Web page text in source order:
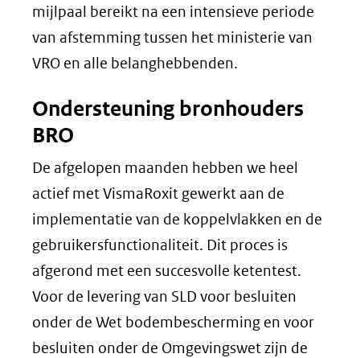
venster)
(verwijst
naar
andere
venster)
(verwijst
naar
andere
mijlpaal bereikt na een intensieve periode
van afstemming tussen het ministerie van
VRO en alle belanghebbenden.
Ondersteuning bronhouders
BRO
De afgelopen maanden hebben we heel
actief met VismaRoxit gewerkt aan de
implementatie van de koppelvlakken en de
gebruikersfunctionaliteit. Dit proces is
afgerond met een succesvolle ketentest.
Voor de levering van SLD voor besluiten
onder de Wet bodembescherming en voor
besluiten onder de Omgevingswet zijn de